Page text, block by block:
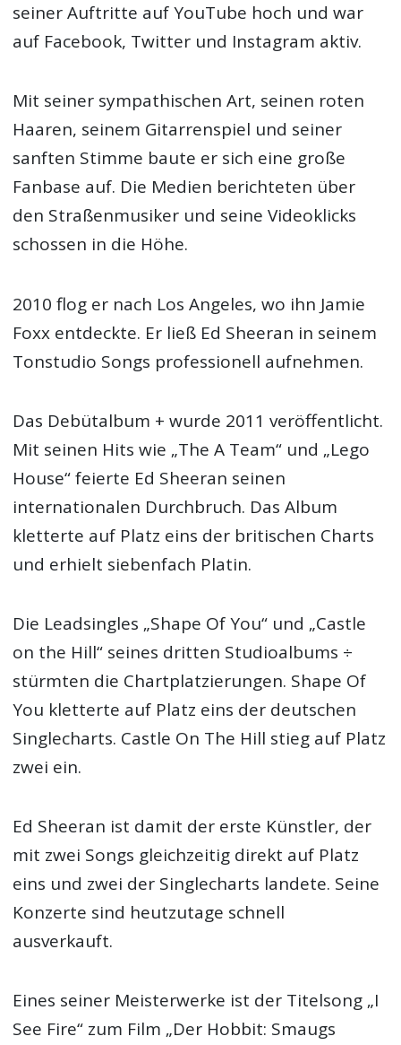
seiner Auftritte auf YouTube hoch und war
auf Facebook, Twitter und Instagram aktiv.
Mit seiner sympathischen Art, seinen roten
Haaren, seinem Gitarrenspiel und seiner
sanften Stimme baute er sich eine große
Fanbase auf. Die Medien berichteten über
den Straßenmusiker und seine Videoklicks
schossen in die Höhe.
2010 flog er nach Los Angeles, wo ihn Jamie
Foxx entdeckte. Er ließ Ed Sheeran in seinem
Tonstudio Songs professionell aufnehmen.
Das Debütalbum + wurde 2011 veröffentlicht.
Mit seinen Hits wie „The A Team“ und „Lego
House“ feierte Ed Sheeran seinen
internationalen Durchbruch. Das Album
kletterte auf Platz eins der britischen Charts
und erhielt siebenfach Platin.
Die Leadsingles „Shape Of You“ und „Castle
on the Hill“ seines dritten Studioalbums ÷
stürmten die Chartplatzierungen. Shape Of
You kletterte auf Platz eins der deutschen
Singlecharts. Castle On The Hill stieg auf Platz
zwei ein.
Ed Sheeran ist damit der erste Künstler, der
mit zwei Songs gleichzeitig direkt auf Platz
eins und zwei der Singlecharts landete. Seine
Konzerte sind heutzutage schnell
ausverkauft.
Eines seiner Meisterwerke ist der Titelsong „I
See Fire“ zum Film „Der Hobbit: Smaugs